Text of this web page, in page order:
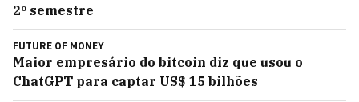
2º semestre
FUTURE OF MONEY
Maior empresário do bitcoin diz que usou o
ChatGPT para captar US$ 15 bilhões